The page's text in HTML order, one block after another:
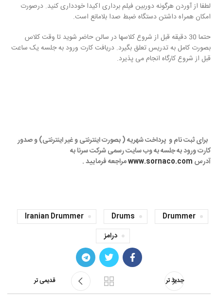
لطفا از آوردن هرگونه دوربین فیلم برداری اکیدا خودداری کنید. درصورت
امکان همراه داشتن دستگاه ضبط صدا بلامانع است.
حتما 30 دقیقه قبل از شروع کلاسها در سالن حاضر شوید تا وقت کلاس
بصورت کامل به تدریس تعلق بگیرد. دریافت کارت ورود به جلسه یک ساعت
قبل از شروع کارگاه انجام می پذیرد.
برای ثبت نام و پرداخت شهریه ( بصورت اینترنتی و غیر اینترنتی) و صدور
کارت ورود به جلسه به وب سایت رسمی شرکت سرنا به
آدرس www.sornaco.comمراجعه فرمایید .
Drummer
Drums
Iranian Drummer
درامز
جدید تر قدیمی تر